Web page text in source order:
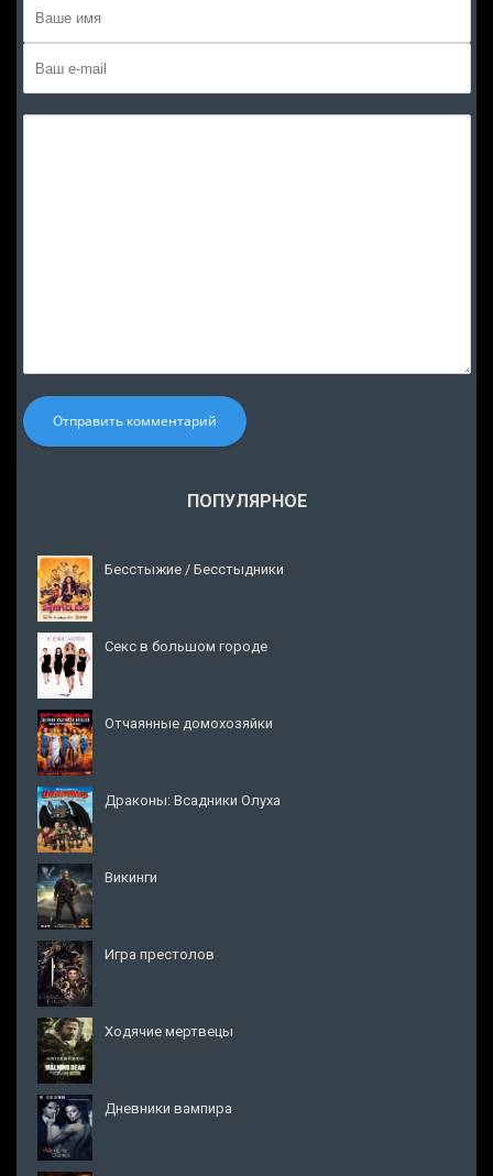
Отправить комментарий
ПОПУЛЯРНОЕ
Бесстыжие / Бесстыдники
Секс в большом городе
Отчаянные домохозяйки
Драконы: Всадники Олуха
Викинги
Игра престолов
Ходячие мертвецы
Дневники вампира